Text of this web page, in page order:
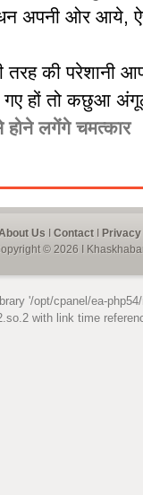
अपनी ओर आये,
की परेशानी
हों तो कछुआ
होने लगेंगे चमत्कार
Us Contact
© 2026 I
'/opt/cpanel/ea-
with link time